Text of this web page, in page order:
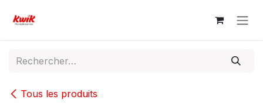
Tous les produits